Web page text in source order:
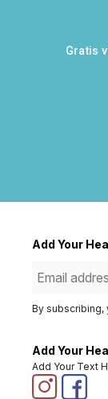
Gratis
Add Your
By subscribing,
Add Your
Add Your Text